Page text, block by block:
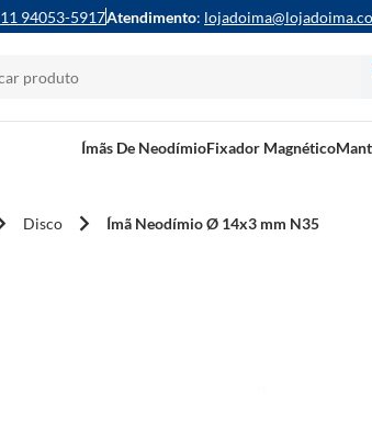
11 94053-5917Atendimento:
Ímãs De NeodímioFixador Magnético
Disco Ímã Neodímio Ø 14x3 mm N35